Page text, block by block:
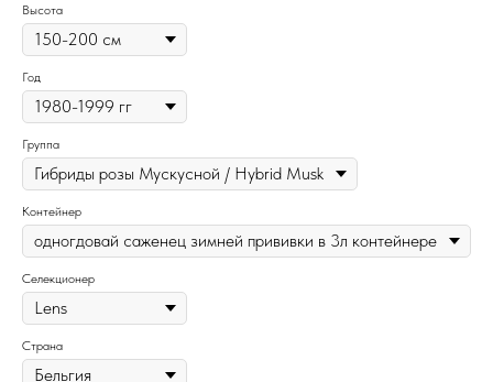
Высота
Год
Группа
Контейнер
Селекционер
Страна